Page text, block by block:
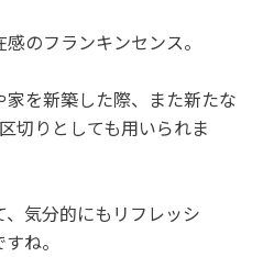
のフランキンセンス。
を新築した際、また新たな
切りとしても用いられま
、気分的にもリフレッシ
ね。